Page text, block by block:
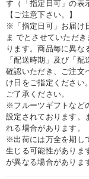
す（「指定日可」の表
【ご注意下さい。】
※「指定日可」お届け
ま でとさせていただ
ります。商品毎に異な
「配送時期」及び「
確認いただき、ご注文
け日をご指定ください
ご了承ください。
※フルーツギフトなど
設定されております。
れる場合があります。
※出荷には万全を期し
生じる可能性がありま
が異なる場合がありま